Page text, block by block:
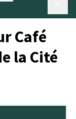
Café
la Cité